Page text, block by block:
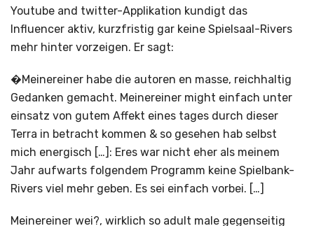
Youtube and twitter-Applikation kundigt das
Influencer aktiv, kurzfristig gar keine Spielsaal-Rivers
mehr hinter vorzeigen. Er sagt:
�Meinereiner habe die autoren en masse, reichhaltig
Gedanken gemacht. Meinereiner might einfach unter
einsatz von gutem Affekt eines tages durch dieser
Terra in betracht kommen & so gesehen hab selbst
mich energisch […]: Eres war nicht eher als meinem
Jahr aufwarts folgendem Programm keine Spielbank-
Rivers viel mehr geben. Es sei einfach vorbei. […]
Meinereiner wei?, wirklich so adult male gegenseitig